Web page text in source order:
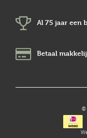
Al 75 jaar een
Betaal
©